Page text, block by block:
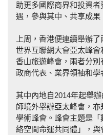
助更多國際商界和投資
遇，參與其中、共享成果
上周，香港便連續舉辦
世界互聯網大會亞太峰
香山旅遊峰會，兩者分
政商代表、業界領袖和學
其中內地自2014年起舉
師境外舉辦亞太峰會，
學術峰會。峰會主題是
絡空間命運共同體」，